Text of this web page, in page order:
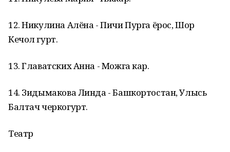
12. Никулина Алёна - Пичи Пурга ёрос, Шор
Кечол гурт.
13. Главатских Анна - Можга кар.
14. Зидымакова Линда - Башкортостан, Улысь
Балтач черкогурт.
Театр